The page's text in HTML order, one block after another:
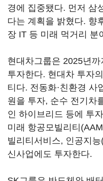
경에 집중됐다. 먼저 삼
다는 계획을 밝혔다. 향
장 IT 등 미래 먹거리 분
현대차그룹은 2025년
투자한다. 현대차 투자
티다. 전동화·친환경 사
원을 투자, 순수 전기차
인 하이브리드 등에 투
미래 항공모빌리티
빌리티서비스, 인공지
신사업에도 투자한다.